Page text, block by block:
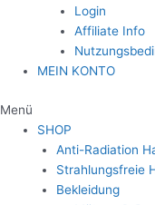
Login
Affiliate Info
MEIN KONTO
Menü
SHOP
Anti-Radiation
Strahlungsfreie
Bekleidung